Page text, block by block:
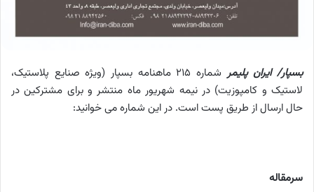
بسپار/ ایران پلیمر
شماره 215 ماهنامه بسپار (ویژه صنایع پلاستیک،
لاستیک و کامپوزیت) در نیمه شهریور ماه منتشر و برای مشترکین در
حال ارسال از طریق پست است. در این شماره می خوانید:
سرمقاله